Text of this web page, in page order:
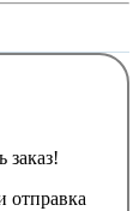
заказ!
отправка